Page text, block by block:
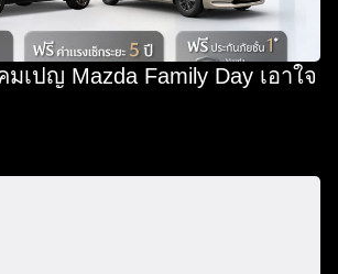
เปญ Mazda Family Day เอาใจ